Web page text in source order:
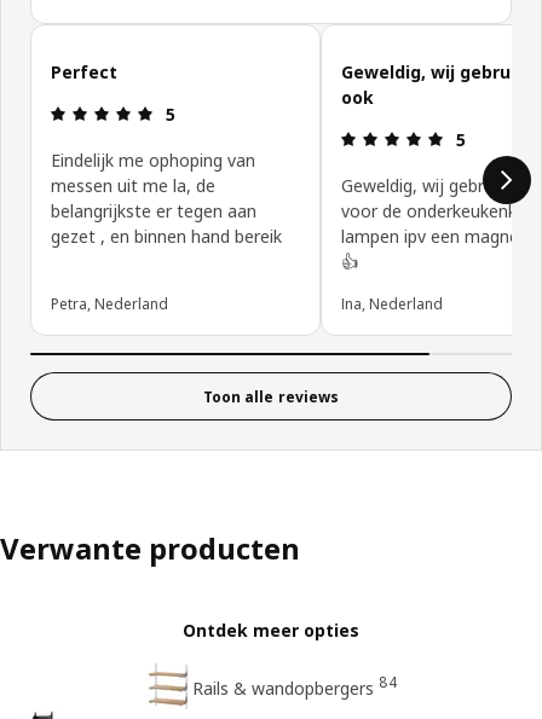
Reviews van klanten overslaan
Perfect
Beoordeling: 5 van 5 sterren.
5
Eindelijk me ophoping van
messen uit me la, de
belangrijkste er tegen aan
gezet , en binnen hand bereik
Petra, Nederland
Geweldig, wij
ook
5
Geweldig, wij gebruiken
voor de onderkeukenkast
lampen ipv een magneet
👍
Ina, Nederland
Toon alle reviews
Verwante producten
Ontdek meer opties
Rails & wandopbergers 84